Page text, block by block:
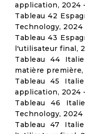
application, 2024
Tableau 42
Technology, 2024
Tableau 43
l'utilisateur final,
Tableau 44
matière première,
Tableau 45
application, 2024
Tableau 46
Technology, 2024
Tableau 47